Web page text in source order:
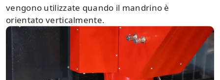
vengono utilizzate quando il mandrino è
orientato verticalmente.